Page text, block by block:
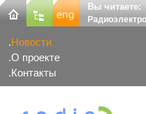
Вы читаете:
Новости
О проекте
Контакты